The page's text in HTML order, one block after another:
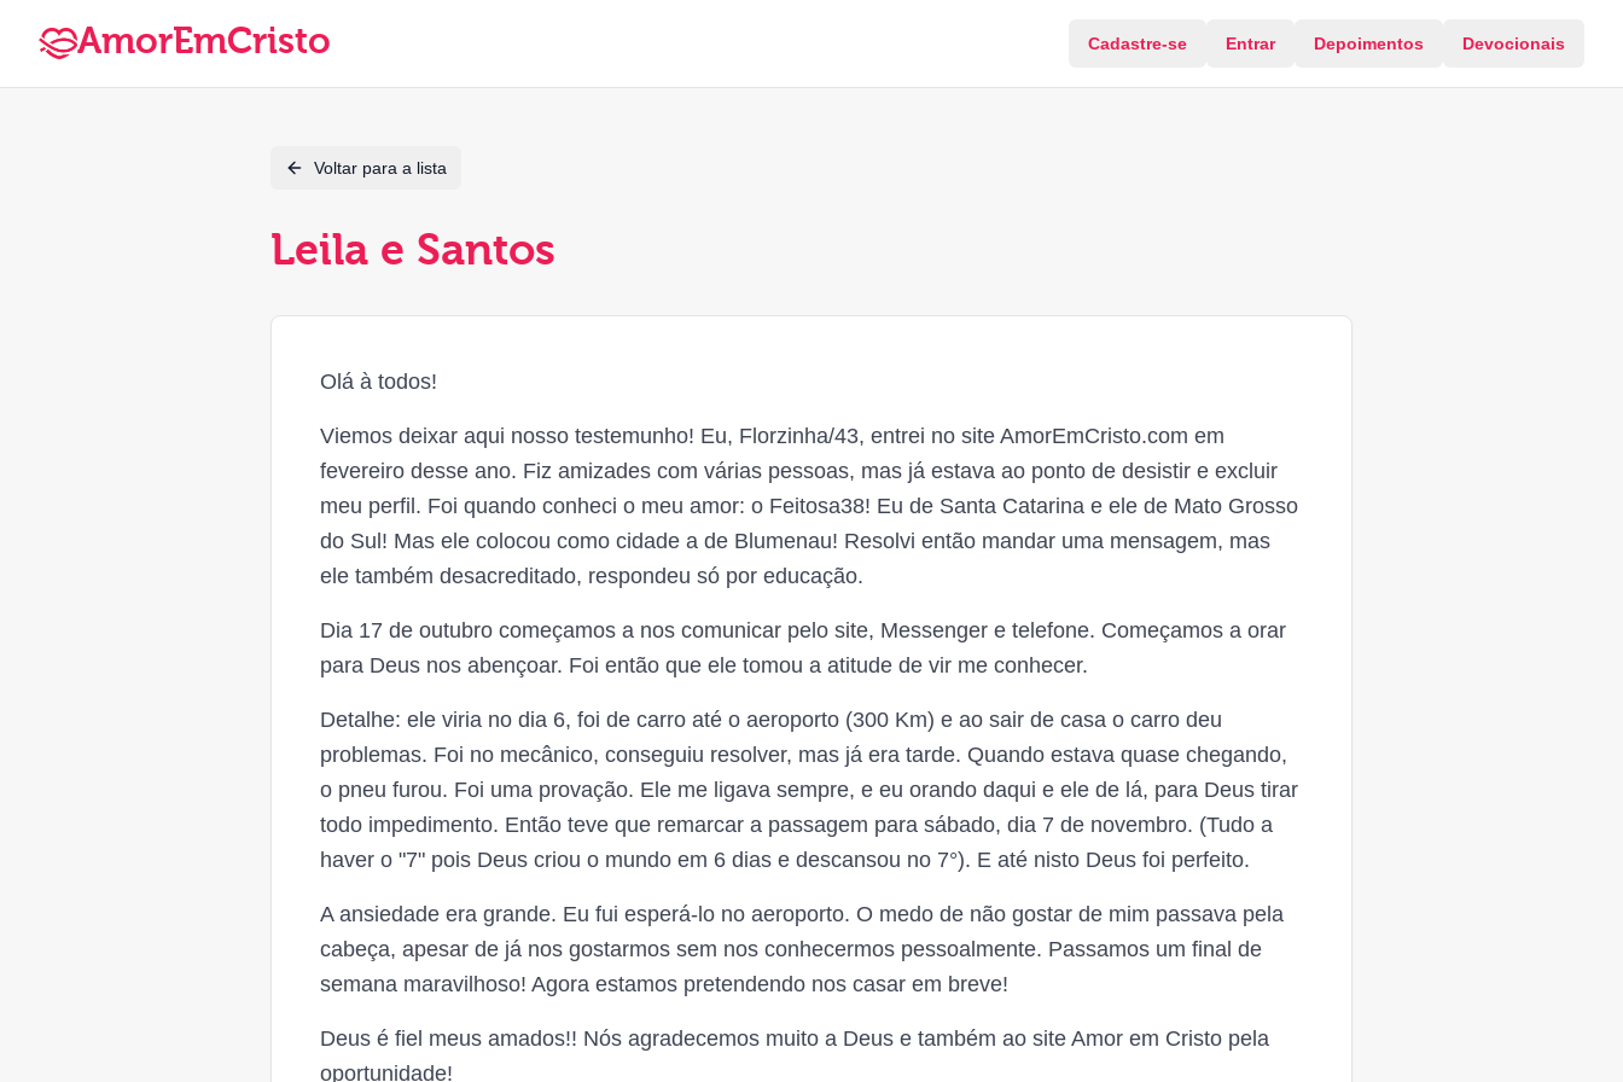
AmorEmCristo Cadastre-se Entrar Depoimentos Devocionais
Voltar para a lista
Leila e Santos
Olá à todos!
Viemos deixar aqui nosso testemunho! Eu, Florzinha/43, entrei no site AmorEmCristo.com em
fevereiro desse ano. Fiz amizades com várias pessoas, mas já estava ao ponto de desistir e excluir
meu perfil. Foi quando conheci o meu amor: o Feitosa38! Eu de Santa Catarina e ele de Mato Grosso
do Sul! Mas ele colocou como cidade a de Blumenau! Resolvi então mandar uma mensagem, mas
ele também desacreditado, respondeu só por educação.
Dia 17 de outubro começamos a nos comunicar pelo site, Messenger e telefone. Começamos a orar
para Deus nos abençoar. Foi então que ele tomou a atitude de vir me conhecer.
Detalhe: ele viria no dia 6, foi de carro até o aeroporto (300 Km) e ao sair de casa o carro deu
problemas. Foi no mecânico, conseguiu resolver, mas já era tarde. Quando estava quase chegando,
o pneu furou. Foi uma provação. Ele me ligava sempre, e eu orando daqui e ele de lá, para Deus tirar
todo impedimento. Então teve que remarcar a passagem para sábado, dia 7 de novembro. (Tudo a
haver o "7" pois Deus criou o mundo em 6 dias e descansou no 7°). E até nisto Deus foi perfeito.
A ansiedade era grande. Eu fui esperá-lo no aeroporto. O medo de não gostar de mim passava pela
cabeça, apesar de já nos gostarmos sem nos conhecermos pessoalmente. Passamos um final de
semana maravilhoso! Agora estamos pretendendo nos casar em breve!
Deus é fiel meus amados!! Nós agradecemos muito a Deus e também ao site Amor em Cristo pela
oportunidade!